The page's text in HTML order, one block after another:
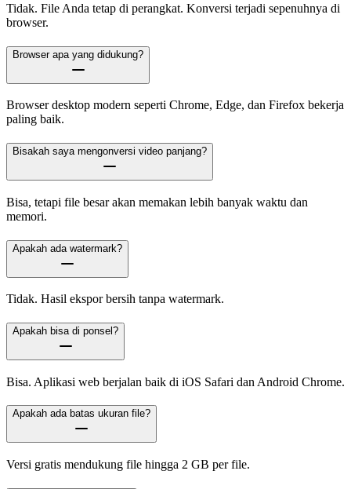
Tidak. File Anda tetap di perangkat. Konversi terjadi sepenuhnya di
browser.
Browser apa yang didukung?
Browser desktop modern seperti Chrome, Edge, dan Firefox bekerja
paling baik.
Bisakah saya mengonversi video panjang?
Bisa, tetapi file besar akan memakan lebih banyak waktu dan
memori.
Apakah ada watermark?
Tidak. Hasil ekspor bersih tanpa watermark.
Apakah bisa di ponsel?
Bisa. Aplikasi web berjalan baik di iOS Safari dan Android Chrome.
Apakah ada batas ukuran file?
Versi gratis mendukung file hingga 2 GB per file.